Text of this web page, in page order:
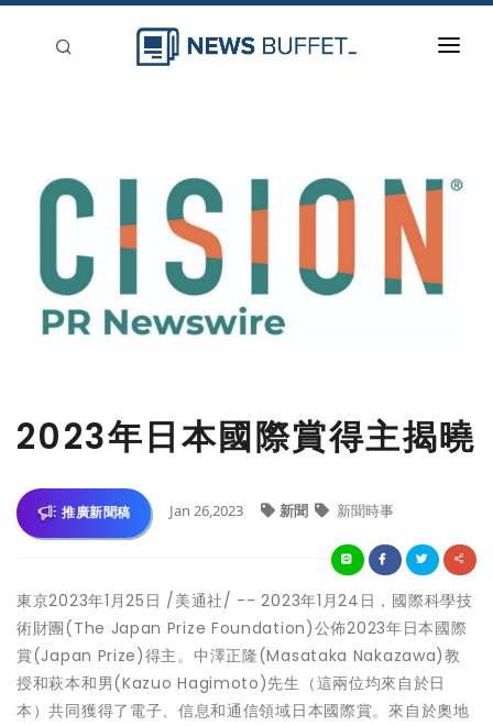
登入
2023年日本國際賞得主揭曉
推廣新聞稿 Jan 26,2023 新聞 新聞時事
東京2023年1月25日 /美通社/ -- 2023年1月24日，國際科學技
術財團(The Japan Prize Foundation)公佈2023年日本國際
賞(Japan Prize)得主。 中澤正隆(Masataka Nakazawa)教
授和萩本和男(Kazuo Hagimoto)先生（這兩位均來自於日
本）共同獲得了電子、信息和通信領域日本國際賞。來自於奧地